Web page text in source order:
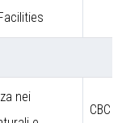
nei
CBC